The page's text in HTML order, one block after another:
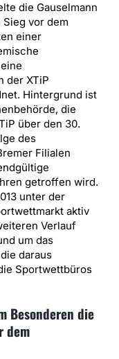
die Gauselmann
vor dem
einer
der XTiP
Hintergrund ist
die
über den 30.
des
Filialen
getroffen wird.
unter der
aktiv
Verlauf
um das
daraus
Sportwettbüros
Besonderen die
dem